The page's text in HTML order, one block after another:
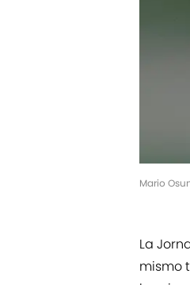
Mario
La
mismo